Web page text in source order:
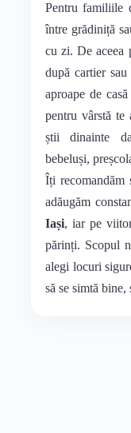
Pentru familiile
între grădiniță
cu zi. De aceea
după cartier
aproape de
pentru vârstă te
știi dinainte
bebeluși,
Îți recomandăm
adăugăm
Iași, iar pe
părinți. Scopul
alegi locuri
să se simtă bine,